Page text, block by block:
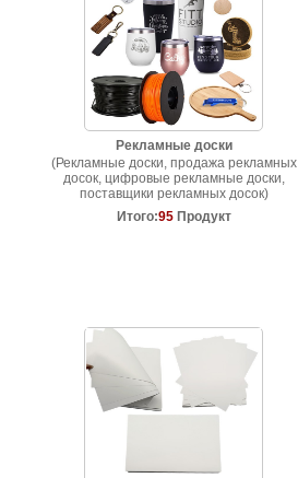
Рекламные доски
(Рекламные доски, продажа рекламных
досок, цифровые рекламные доски,
поставщики рекламных досок)
Итого:95Продукт